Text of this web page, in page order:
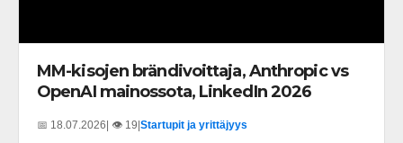
MM-kisojen brändivoittaja, Anthropic vs
OpenAI mainossota, LinkedIn 2026
📅 18.07.2026 | 👁️ 19 Startupit ja yrittäjyys